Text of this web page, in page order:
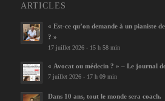
ARTICLES
« Est-ce qu’on demande à un pianiste
? »
17 juillet 2026 - 15 h 58 min
« Avocat ou médecin ? » – Le journal
7 juillet 2026 - 17 h 09 min
Dans 10 ans, tout le monde sera coach.